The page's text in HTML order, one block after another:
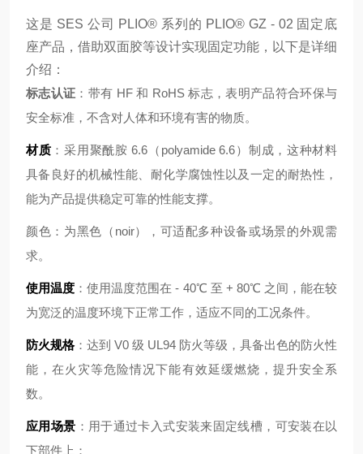
这是 SES 公司 PLIO® 系列的 PLIO® GZ - 02 固定底
座产品，借助双面胶等设计实现固定功能，以下是详细
介绍：
标志认证 ：带有 HF 和 RoHS 标志，表明产品符合环保与
安全标准，不含对人体和环境有害的物质。
材质 ：采用聚酰胺 6.6（polyamide 6.6）制成，这种材料
具备良好的机械性能、耐化学腐蚀性以及一定的耐热性，
能为产品提供稳定可靠的性能支撑。
颜色：为黑色（noir），可适配多种设备或场景的外观需
求。
使用温度 ：使用温度范围在 - 40℃ 至 + 80℃ 之间，能在较
为宽泛的温度环境下正常工作，适应不同的工况条件。
防火规格：达到 V0 级 UL94 防火等级，具备出色的防火性
能，在火灾等危险情况下能有效延缓燃烧，提升安全系
数。
应用场景 ：用于通过卡入式安装来固定线槽，可安装在以
下部件上：